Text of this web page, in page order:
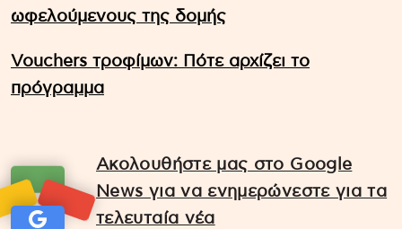
ωφελούμενους της δομής
Vouchers τροφίμων: Πότε αρχίζει το
πρόγραμμα
Ακολουθήστε μας στο Google
News για να ενημερώνεστε για τα
τελευταία νέα